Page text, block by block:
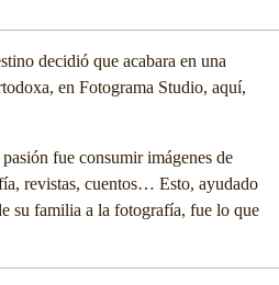
decidió que acabara en una
en Fotograma Studio, aquí,
fue consumir imágenes de
revistas, cuentos… Esto, ayudado
su familia a la fotografía, fue lo que